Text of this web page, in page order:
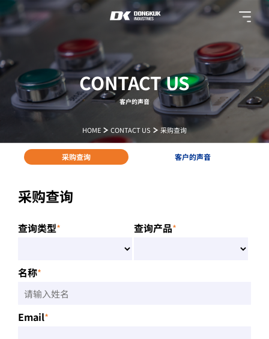
CONTACT US
客户的声音
HOME CONTACT US 采购查询
采购查询 客户的声音
采购查询
查询类型* 查询产品*
名称*
Email*